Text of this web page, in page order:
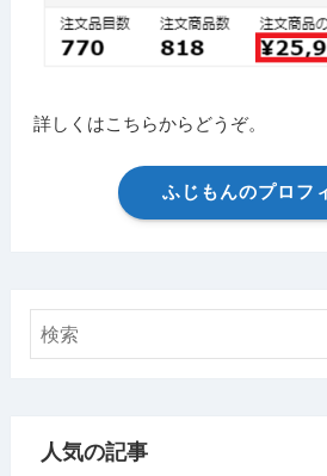
詳しくはこちらからどうぞ。
ふじもんのプロフ
人気の記事